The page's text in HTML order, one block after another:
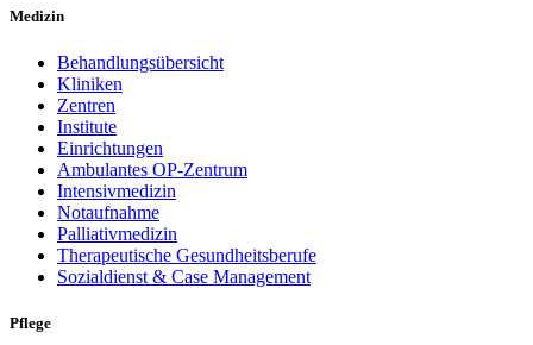
Medizin
Behandlungsübersicht
Kliniken
Zentren
Institute
Einrichtungen
Ambulantes OP-Zentrum
Intensivmedizin
Notaufnahme
Palliativmedizin
Therapeutische Gesundheitsberufe
Sozialdienst & Case Management
Pflege